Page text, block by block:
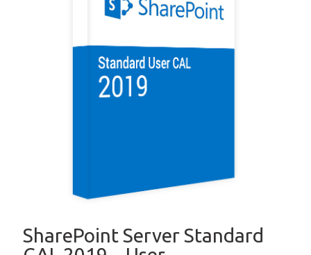
SharePoint Server Standard